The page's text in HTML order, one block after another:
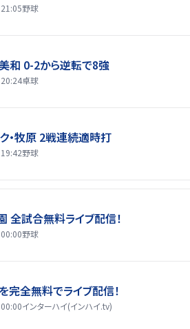
野球
和 0-2から逆転で8強
卓球
・牧原 2戦連続適時打
野球
全試合無料ライブ配信！
野球
完全無料でライブ配信！
インターハイ(インハイ.tv)